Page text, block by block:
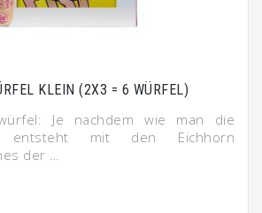
KLEIN (2X3 = 6 WÜRFEL)
Je nachdem wie man die
entsteht mit den Eichhorn
der …